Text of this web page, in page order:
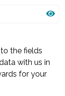
the fields
with us in
for your